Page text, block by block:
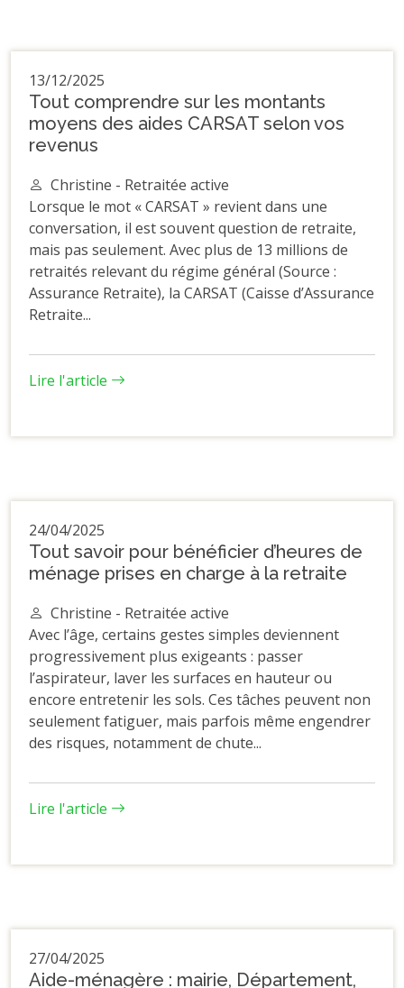
13/12/2025
Tout comprendre sur les montants
moyens des aides CARSAT selon vos
revenus
Christine - Retraitée active
Lorsque le mot « CARSAT » revient dans une
conversation, il est souvent question de retraite,
mais pas seulement. Avec plus de 13 millions de
retraités relevant du régime général (Source :
Assurance Retraite), la CARSAT (Caisse d’Assurance
Retraite...
Lire l'article
24/04/2025
Tout savoir pour bénéficier d’heures de
ménage prises en charge à la retraite
Christine - Retraitée active
Avec l’âge, certains gestes simples deviennent
progressivement plus exigeants : passer
l’aspirateur, laver les surfaces en hauteur ou
encore entretenir les sols. Ces tâches peuvent non
seulement fatiguer, mais parfois même engendrer
des risques, notamment de chute...
Lire l'article
27/04/2025
Aide-ménagère : mairie, Département,